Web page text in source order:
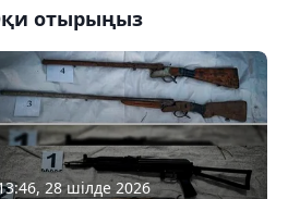
отырыңыз
28 шілде 2026